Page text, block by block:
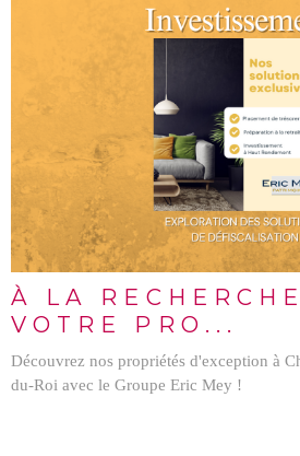
À LA
VOTRE PRO...
Découvrez nos propriétés d'exception à
du-Roi avec le Groupe Eric Mey !
LIRE